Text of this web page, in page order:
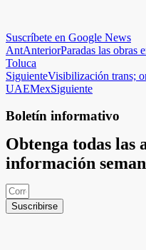
Suscríbete en Google News
AntAnteriorParadas las obras
Toluca
SiguienteVisibilización trans;
UAEMexSiguiente
Boletín informativo
Obtenga todas las
información
Suscribirse